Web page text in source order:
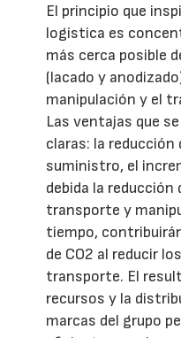
El principio que
logística es
más cerca posible
(lacado y
manipulación y el
Las ventajas que
claras: la reducción
suministro, el
debida la reducción
transporte y
tiempo,
de CO2 al reducir
transporte. El
recursos y la
marcas del grupo